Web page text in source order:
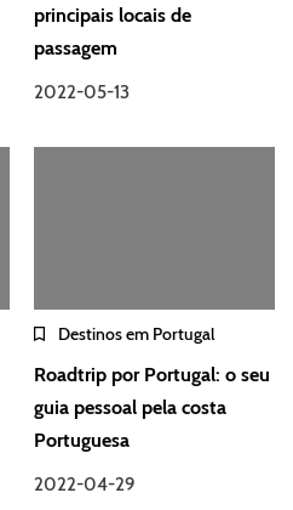
principais locais de
passagem
2022-05-13
Destinos em Portugal
Roadtrip por Portugal: o seu
guia pessoal pela costa
Portuguesa
2022-04-29